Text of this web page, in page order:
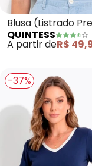
Blusa (Listrado
Meia Malha Listrada
QUINTESS
A partir deR$
-37%